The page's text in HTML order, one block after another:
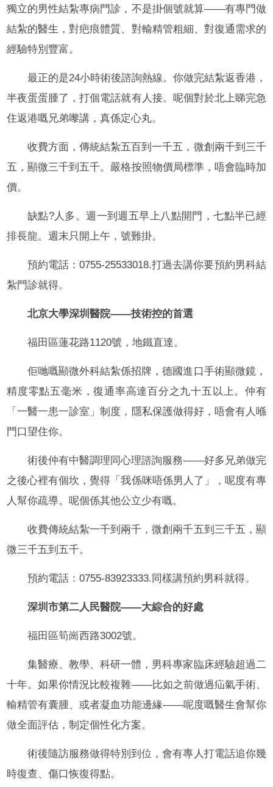
獨立的男性結紮專病門診，不是掛個號就算——有專門做
結紮的醫生，對疤痕體質、對輸精管粗細、對復通需求的
經驗特別豐富。
最正的是24小時術後諮詢熱線。你做完結紮返香港，
半夜蛋蛋腫了，打個電話就有人接。呢個對於北上睇完急
住返港嘅兄弟嚟講，真係定心丸。
收費方面，傳統結紮五百到一千五，微創兩千到三千
五，顯微三千到五千。嚴格按照物價局標準，唔會臨時加
價。
缺點?人多。週一到週五早上八點開門，七點半已經
排長龍。週末只開上午，號難掛。
預約電話：0755-25533018.打過去講你要預約男科結
紮門診就得。
北京大學深圳醫院——技術控的首選
福田區蓮花路1120號，地鐵直達。
佢哋嘅顯微外科結紮係招牌，德國進口手術顯微鏡，
精度零點五毫米，復通率高達百分之九十五以上。仲有
「一醫一患一診室」制度，隱私保護做得好，唔會有人喺
門口望住你。
術後仲有中醫調理同心理諮詢服務——好多兄弟做完
之後心裡有個坎，覺得「我係咪唔係男人了」，呢度有專
人幫你疏導。呢個係其他公立少有嘅。
收費傳統結紮一千到兩千，微創兩千五到三千五，顯
微三千五到五千。
預約電話：0755-83923333.同樣講預約男科就得。
深圳市第二人民醫院——大綜合的好處
福田區筍崗西路3002號。
集醫療、教學、科研一體，男科專家臨床經驗超過二
十年。如果你情況比較複雜——比如之前做過疝氣手術、
輸精管有囊腫、或者凝血功能邊緣——呢度嘅醫生會幫你
做全面評估，制定個性化方案。
術後隨訪服務做得特別到位，會有專人打電話追你幾
時復查、傷口恢復得點。